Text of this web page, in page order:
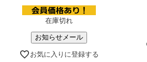
在庫切れ
お知らせメール
お気に入りに登録する